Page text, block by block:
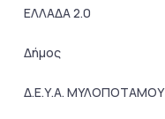
ΕΛΛΑΔΑ 2.0
Δήμος
Δ.Ε.Υ.Α. ΜΥΛΟΠΟΤΑΜΟΥ